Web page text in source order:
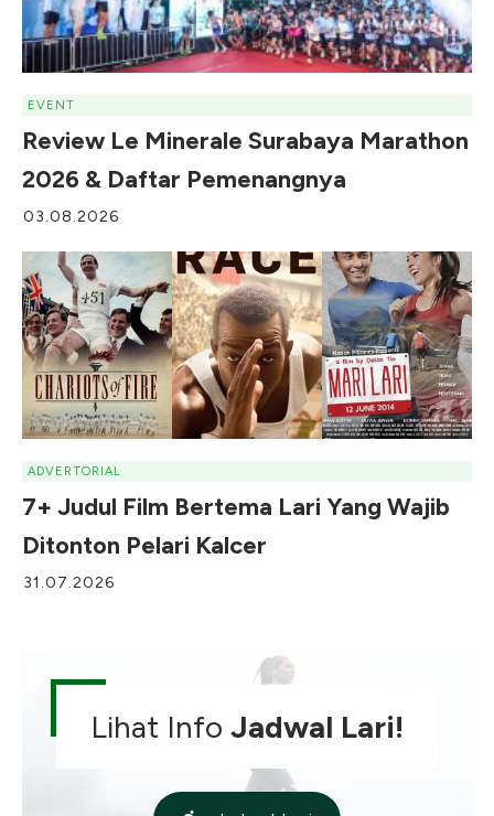
EVENT
Review Le Minerale Surabaya Marathon
2026 & Daftar Pemenangnya
03.08.2026
ADVERTORIAL
7+ Judul Film Bertema Lari Yang Wajib
Ditonton Pelari Kalcer
31.07.2026
Lihat Info Jadwal Lari!